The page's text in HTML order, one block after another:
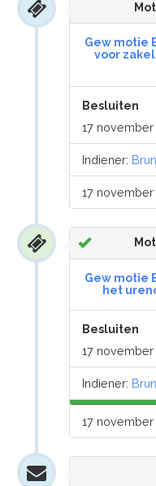
Gew motie
voor
Besluiten
17 november
Indiener:
17 november
Gew motie
het
Besluiten
17 november
Indiener:
17 november